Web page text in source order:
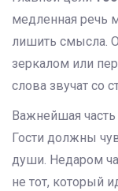
медленная речь
лишить смысла.
зеркалом или
слова звучат со
Важнейшая
Гости должны
души. Недаром
не тот, который